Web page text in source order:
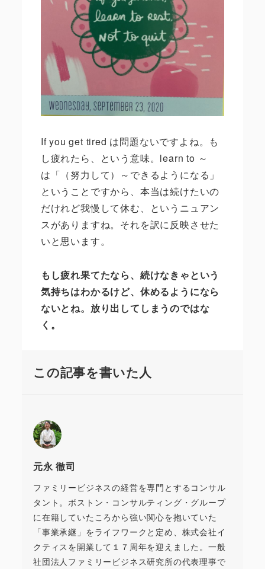
If you get tired は問題ないですよね。も
し疲れたら、という意味。 learn to ～
は「（努力して）～できるようになる」
ということですから、本当は続けたいの
だけれど我慢して休む、というニュアン
スがありますね。それを訳に反映させた
いと思います。
もし疲れ果てたなら、続けなきゃという
気持ちはわかるけど、休めるようになら
ないとね。放り出してしまうのではな
く。
この記事を書いた人
元永 徹司
ファミリービジネスの経営を専門とするコンサル
タント。ボストン・コンサルティング・グループ
に在籍していたころから強い関心を抱いていた
「事業承継」をライフワークと定め、株式会社イ
クティスを開業して１７周年を迎えました。一般
社団法人ファミリービジネス研究所の代表理事で